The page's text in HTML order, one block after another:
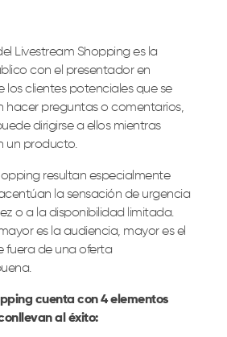
Livestream Shopping es la
con el presentador en
los clientes potenciales que se
hacer preguntas o comentarios,
dirigirse a ellos mientras
un producto.
resultan especialmente
la sensación de urgencia
o a la disponibilidad limitada.
es la audiencia, mayor es el
fuera de una oferta
cuenta con 4 elementos
al éxito: